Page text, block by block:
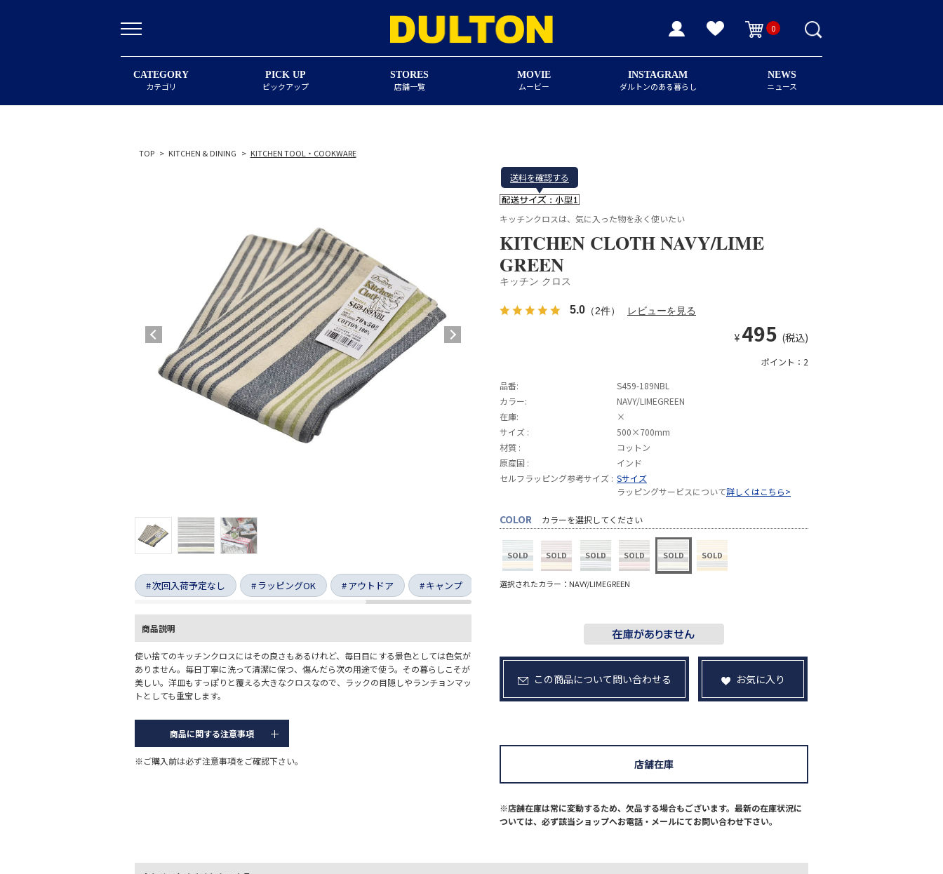
0
CATEGORY
カテゴリ
PICK UP
ピックアップ
STORES
店舗一覧
MOVIE
ムービー
INSTAGRAM
ダルトンのある暮らし
NEWS
ニュース
TOP > KITCHEN & DINING > KITCHEN TOOL・COOKWARE
次回入荷予定なし ラッピングOK アウトドア キャンプ ダイニング キッチン
商品説明
使い捨てのキッチンクロスにはその良さもあるけれど、毎日目にする景色としては色気が
ありません。毎日丁寧に洗って清潔に保つ、傷んだら次の用途で使う。その暮らしこそが
美しい。洋皿もすっぽりと覆える大きなクロスなので、ラックの目隠しやランチョンマッ
トとしても重宝します。
商品に関する注意事項
※ご購入前は必ず注意事項をご確認下さい。
送料を確認する
キッチンクロスは、気に入った物を永く使いたい
KITCHEN CLOTH NAVY/LIME
GREEN
キッチン クロス
5.0 （2件） レビューを見る
¥ 495 (税込)
ポイント：2
品番:
S459-189NBL
カラー:
NAVY/LIMEGREEN
在庫:
×
サイズ :
500×700mm
材質 :
コットン
原産国 :
インド
セルフラッピング参考サイズ : Sサイズ
ラッピングサービスについて詳しくはこちら>
COLOR カラーを選択してください
選択されたカラー：NAVY/LIMEGREEN
この商品について問い合わせる お気に入り
※店舗在庫は常に変動するため、欠品する場合もございます。最新の在庫状況に
ついては、必ず該当ショップへお電話・メールにてお問い合わせ下さい。
店舗在庫